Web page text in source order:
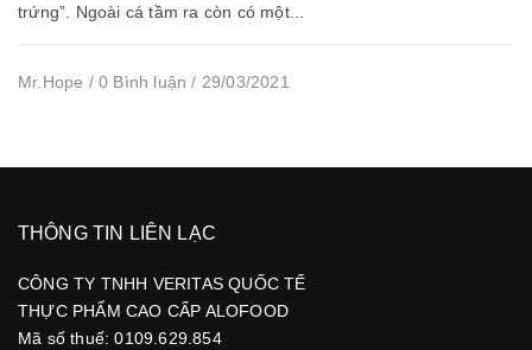
trứng”. Ngoài cá tầm ra còn có một...
Mr.Hope / 0 Bình luận / 29/03/2021
THÔNG TIN LIÊN LẠC
CÔNG TY TNHH VERITAS QUỐC TẾ
THỰC PHẨM CAO CẤP ALOFOOD
Mã số thuế: 0109.629.854